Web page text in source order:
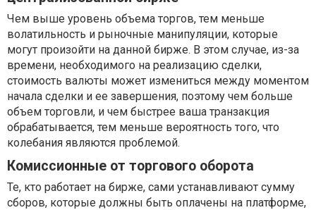
Чем выше уровень объема торгов, тем меньше
волатильность и рыночные манипуляции, которые
могут произойти на данной бирже. В этом случае, из-за
времени, необходимого на реализацию сделки,
стоимость валюты может измениться между моментом
начала сделки и ее завершения, поэтому чем больше
объем торговли, и чем быстрее ваша транзакция
обрабатывается, тем меньше вероятность того, что
колебания являются проблемой.
Комиссионные от торгового оборота
Те, кто работает на бирже, сами устанавливают сумму
сборов, которые должны быть оплачены на платформе,